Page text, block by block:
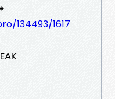
134493/1617